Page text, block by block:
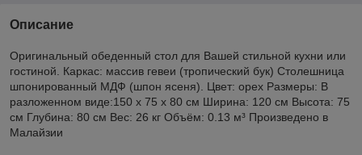
Описание
Оригинальный обеденный стол для Вашей стильной кухни или
гостиной. Каркас: массив гевеи (тропический бук) Столешница
шпонированный МДФ (шпон ясеня). Цвет: орех Размеры: В
разложенном виде:150 х 75 х 80 см Ширина: 120 см Высота: 75
см Глубина: 80 см Вес: 26 кг Объём: 0.13 м³ Произведено в
Малайзии